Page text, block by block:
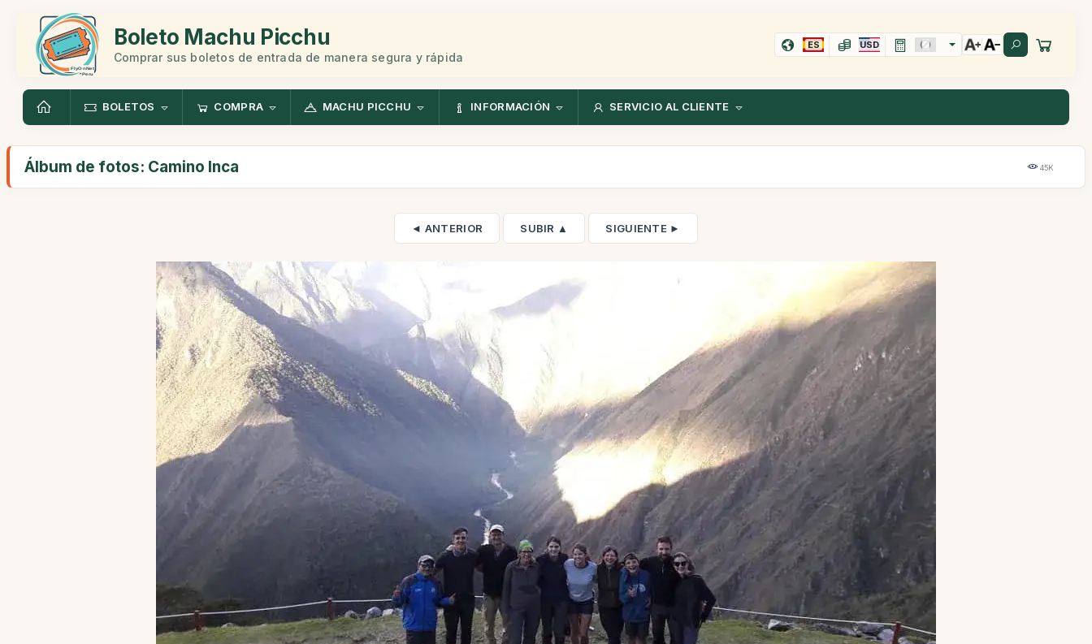
Boleto Machu Picchu
Comprar sus boletos de entrada de manera segura y rápida
ES USD
BOLETOS COMPRA MACHU PICCHU INFORMACIÓN SERVICIO AL CLIENTE
Álbum de fotos: Camino Inca 45K
◄ ANTERIOR SUBIR ▲ SIGUIENTE ►